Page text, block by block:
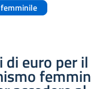
euro per il